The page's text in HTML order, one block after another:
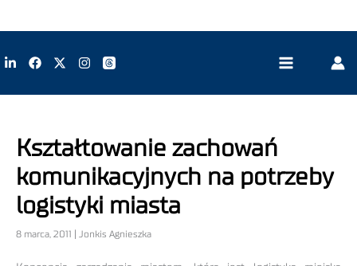
Kształtowanie zachowań
komunikacyjnych na potrzeby
logistyki miasta
8 marca, 2011 | Jonkis Agnieszka